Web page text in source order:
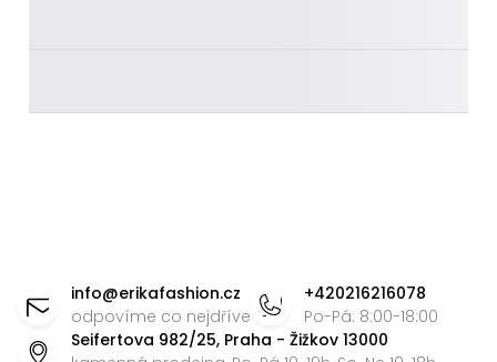
info@erikafashion.cz
odpovíme co nejdříve
+420216216078
Po-Pá: 8:00-18:00
Seifertova 982/25, Praha - Žižkov 13000